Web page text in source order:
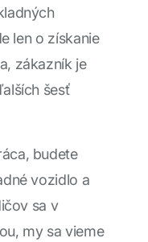
len o získanie
zákazník je
šesť
budete
vozidlo a
sa v
my sa vieme